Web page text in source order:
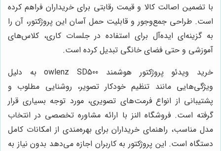
با تضمین اصالت کالا و قیمت رقابتی برای خریداران فراهم کرده
است. طراحی جمع‌وجور و قابلیت حمل آسان این پروژکتور، آن را
به گزینه‌ای ایده‌آل برای استفاده در جلسات کاری، کلاس‌های
آموزشی و حتی فضای خانگی تبدیل کرده است.
خرید ویدئو پروژکتور هوشمند owlenz SD500 به دلیل
ویژگی‌هایی مانند تنظیم خودکار تصویر، روشنایی مطلوب و
پشتیبانی از انواع فرمت‌های تصویری، مورد توجه بسیاری قرار
گرفته است. فروشگاه النز با ارائه مشاوره تخصصی در انتخاب
مدل مناسب، راهنمای خریداران برای بهره‌مندی از امکانات کامل
دستگاه است. این پروژکتور به کاربران اجازه می‌دهد بدون نیاز به